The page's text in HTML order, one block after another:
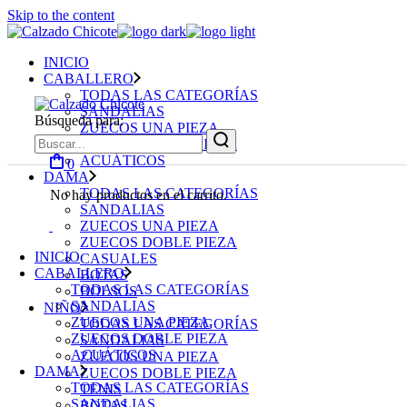
Skip to the content
INICIO
CABALLERO
TODAS LAS CATEGORÍAS
SANDALIAS
ZUECOS UNA PIEZA
ZUECOS DOBLE PIEZA
ACUÁTICOS
DAMA
TODAS LAS CATEGORÍAS
SANDALIAS
ZUECOS UNA PIEZA
ZUECOS DOBLE PIEZA
CASUALES
BOTAS
BOLSOS
NIÑO
TODAS LAS CATEGORÍAS
SANDALIAS
ZUECOS UNA PIEZA
ZUECOS DOBLE PIEZA
TENIS
Búsqueda para:
0
No hay productos en el carrito.
INICIO
CABALLERO
TODAS LAS CATEGORÍAS
SANDALIAS
ZUECOS UNA PIEZA
ZUECOS DOBLE PIEZA
ACUÁTICOS
DAMA
TODAS LAS CATEGORÍAS
SANDALIAS